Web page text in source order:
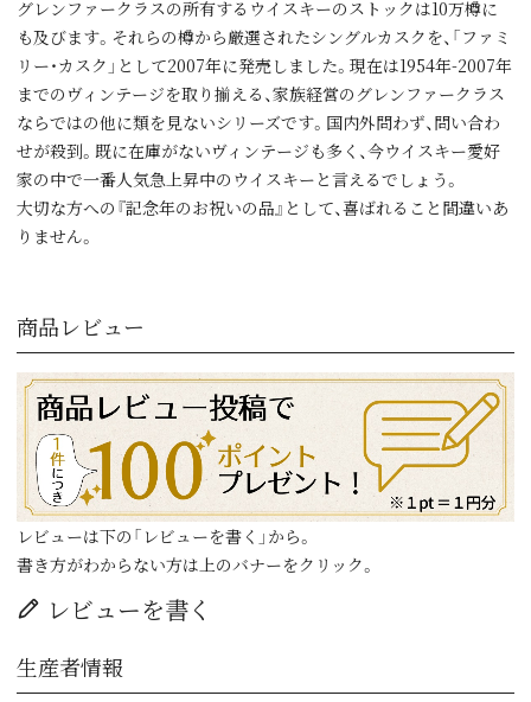
グレンファークラスの所有するウイスキーのストックは10万樽に
も及びます。それらの樽から厳選されたシングルカスクを、「ファミ
リー・カスク」として2007年に発売しました。現在は1954年-2007年
までのヴィンテージを取り揃える、家族経営のグレンファークラス
ならではの他に類を見ないシリーズです。国内外問わず、問い合わ
せが殺到。既に在庫がないヴィンテージも多く、今ウイスキー愛好
家の中で一番人気急上昇中のウイスキーと言えるでしょう。
大切な方への『記念年のお祝いの品』として、喜ばれること間違いあ
りません。
商品レビュー
レビューは下の「レビューを書く」から。
書き方がわからない方は上のバナーをクリック。
レビューを書く
生産者情報